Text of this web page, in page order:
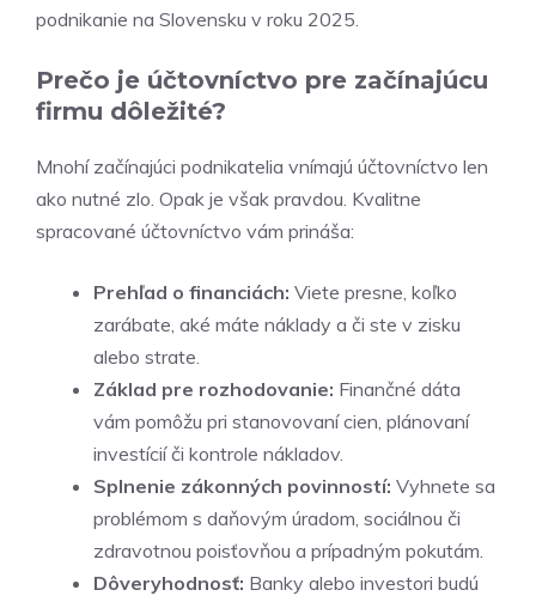
podnikanie na Slovensku v roku 2025.
Prečo je účtovníctvo pre začínajúcu
firmu dôležité?
Mnohí začínajúci podnikatelia vnímajú účtovníctvo len
ako nutné zlo. Opak je však pravdou. Kvalitne
spracované účtovníctvo vám prináša:
Prehľad o financiách: Viete presne, koľko
zarábate, aké máte náklady a či ste v zisku
alebo strate.
Základ pre rozhodovanie: Finančné dáta
vám pomôžu pri stanovovaní cien, plánovaní
investícií či kontrole nákladov.
Splnenie zákonných povinností: Vyhnete sa
problémom s daňovým úradom, sociálnou či
zdravotnou poisťovňou a prípadným pokutám.
Dôveryhodnosť: Banky alebo investori budú